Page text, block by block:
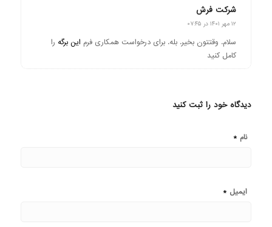
شرکت فرش
گفته:
۱۲ مهر ۱۴۰۱ در ۰۷:۴۵
سلام. وقتتون بخیر. بله. برای درخواست همکاری فرم این برگه را
کامل کنید
دیدگاه خود را ثبت کنید
نام *
ایمیل *